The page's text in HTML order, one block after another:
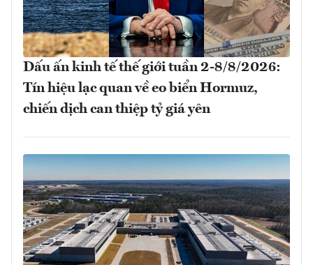
Dấu ấn kinh tế thế giới tuần 2-8/8/2026:
Tín hiệu lạc quan về eo biển Hormuz,
chiến dịch can thiệp tỷ giá yên